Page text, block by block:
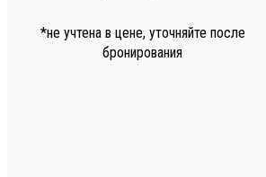
*не учтена в цене, уточняйте после
бронирования